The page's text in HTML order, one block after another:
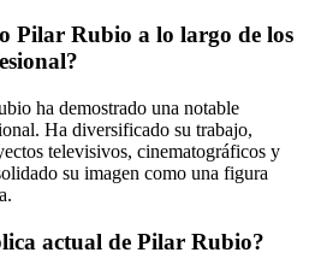
Pilar Rubio a lo largo de los
ha demostrado una notable
Ha diversificado su trabajo,
televisivos, cinematográficos y
su imagen como una figura
actual de Pilar Rubio?